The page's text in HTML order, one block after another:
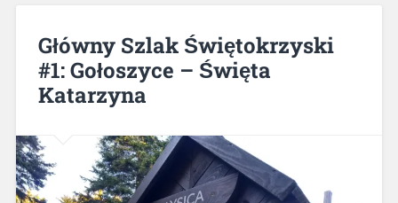
Główny Szlak Świętokrzyski
#1: Gołoszyce – Święta
Katarzyna